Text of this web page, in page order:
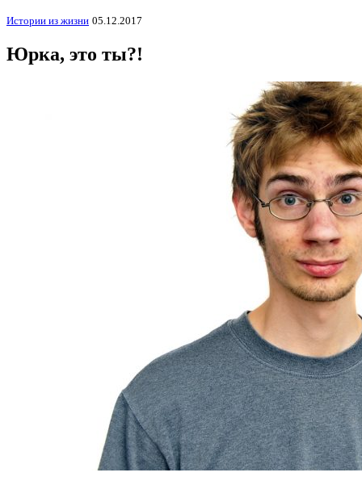
Истории из жизни 05.12.2017
Юрка, это ты?!